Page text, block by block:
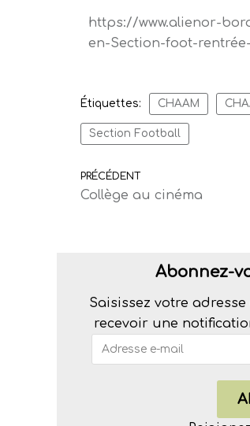
https://www.alienor-
en-Section-foot-
Étiquettes: CHAAM
Section Football
PRÉCÉDENT
Collège au cinéma
Abonnez-
Saisissez votre
recevoir une